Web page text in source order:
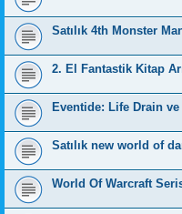
Satılık 4th Monster
2. El Fantastik Kitap
Eventide: Life Drain
Satılık new world of
World Of Warcraft